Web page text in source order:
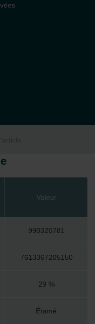
Valeur
990320781
7613367205150
29 %
Étamé